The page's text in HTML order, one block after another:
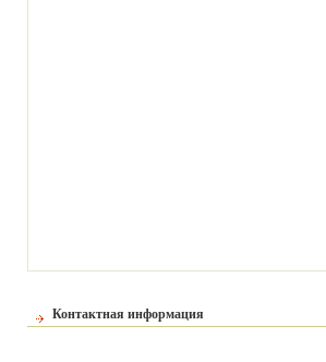
Контактная информация